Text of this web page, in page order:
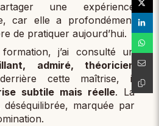
une expérience
car elle a profondément
de pratiquer aujourd’hui.
j’ai consulté un
admiré, théoricien
cette maîtrise, il
subtile mais réelle. La
marquée par